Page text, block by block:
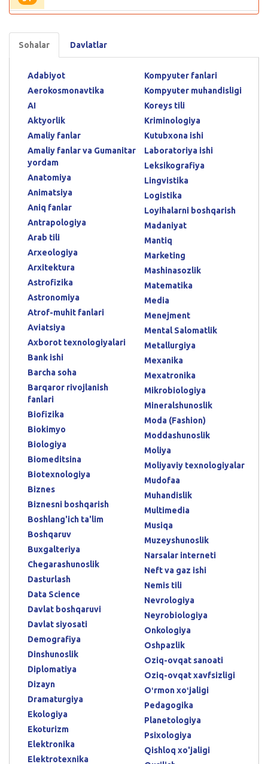
Sohalar Davlatlar
Adabiyot
Aerokosmonavtika
AI
Aktyorlik
Amaliy fanlar
Amaliy fanlar va Gumanitar
yordam
Anatomiya
Animatsiya
Aniq fanlar
Antrapologiya
Arab tili
Arxeologiya
Arxitektura
Astrofizika
Astronomiya
Atrof-muhit fanlari
Aviatsiya
Axborot texnologiyalari
Bank ishi
Barcha soha
Barqaror rivojlanish
fanlari
Biofizika
Biokimyo
Biologiya
Biomeditsina
Biotexnologiya
Biznes
Biznesni boshqarish
Boshlang'ich ta'lim
Boshqaruv
Buxgalteriya
Chegarashunoslik
Dasturlash
Data Science
Davlat boshqaruvi
Davlat siyosati
Demografiya
Dinshunoslik
Diplomatiya
Dizayn
Dramaturgiya
Ekologiya
Ekoturizm
Elektronika
Elektrotexnika
Kompyuter fanlari
Kompyuter muhandisligi
Koreys tili
Kriminologiya
Kutubxona ishi
Laboratoriya ishi
Leksikografiya
Lingvistika
Logistika
Loyihalarni boshqarish
Madaniyat
Mantiq
Marketing
Mashinasozlik
Matematika
Media
Menejment
Mental Salomatlik
Metallurgiya
Mexanika
Mexatronika
Mikrobiologiya
Mineralshunoslik
Moda (Fashion)
Moddashunoslik
Moliya
Moliyaviy texnologiyalar
Mudofaa
Muhandislik
Multimedia
Musiqa
Muzeyshunoslik
Narsalar interneti
Neft va gaz ishi
Nemis tili
Nevrologiya
Neyrobiologiya
Onkologiya
Oshpazlik
Oziq-ovqat sanoati
Oziq-ovqat xavfsizligi
Oʻrmon xoʻjaligi
Pedagogika
Planetologiya
Psixologiya
Qishloq xo'jaligi